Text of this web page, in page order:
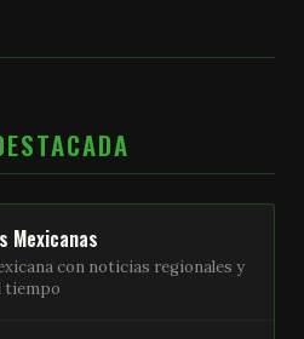
Mexicanas
con noticias regionales y
tiempo